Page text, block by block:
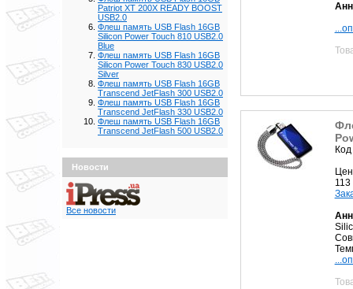
Patriot XT 200X READY BOOST
USB2.0
Флеш память USB Flash 16GB
Silicon Power Touch 810 USB2.0
Blue
Флеш память USB Flash 16GB
Silicon Power Touch 830 USB2.0
Silver
Флеш память USB Flash 16GB
Transcend JetFlash 300 USB2.0
Флеш память USB Flash 16GB
Transcend JetFlash 330 USB2.0
Флеш память USB Flash 16GB
Transcend JetFlash 500 USB2.0
Новости
Все новости